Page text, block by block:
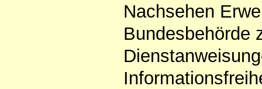
Nachsehen
Bundesbehörde